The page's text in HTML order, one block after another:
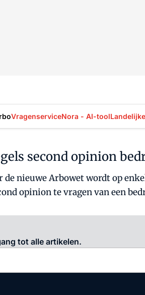
VragenserviceNora - AI-tool
second opinion
nieuwe Arbowet wordt op
opinion te vragen van een
tot alle artikelen.